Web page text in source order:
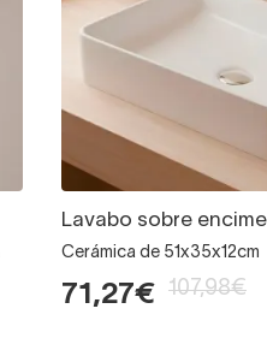
Lavabo sobre
Cerámica de 51x35x12cm
71,27€ 107,98€